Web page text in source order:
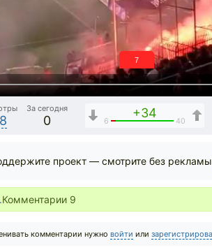
6
За сегодня
0
+34
6 40
проект — смотрите без
Комментарии 9
комментарии нужно войти или